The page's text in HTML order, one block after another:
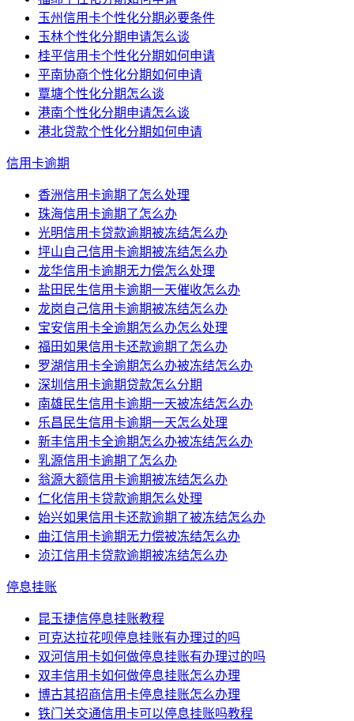
玉州信用卡个性化分期必要条件
玉林个性化分期申请怎么谈
桂平信用卡个性化分期如何申请
平南协商个性化分期如何申请
覃塘个性化分期怎么谈
港南个性化分期申请怎么谈
港北贷款个性化分期如何申请
信用卡逾期
香洲信用卡逾期了怎么处理
珠海信用卡逾期了怎么办
光明信用卡贷款逾期被冻结怎么办
坪山自己信用卡逾期被冻结怎么办
龙华信用卡逾期无力偿怎么处理
盐田民生信用卡逾期一天催收怎么办
龙岗自己信用卡逾期被冻结怎么办
宝安信用卡全逾期怎么办怎么处理
福田如果信用卡还款逾期了怎么办
罗湖信用卡全逾期怎么办被冻结怎么办
深圳信用卡逾期贷款怎么分期
南雄民生信用卡逾期一天被冻结怎么办
乐昌民生信用卡逾期一天怎么处理
新丰信用卡全逾期怎么办被冻结怎么办
乳源信用卡逾期了怎么办
翁源大额信用卡逾期被冻结怎么办
仁化信用卡贷款逾期怎么处理
始兴如果信用卡还款逾期了被冻结怎么办
曲江信用卡逾期无力偿被冻结怎么办
浈江信用卡贷款逾期被冻结怎么办
停息挂账
昆玉捷信停息挂账教程
可克达拉花呗停息挂账有办理过的吗
双河信用卡如何做停息挂账有办理过的吗
双丰信用卡如何做停息挂账怎么办理
博古其招商信用卡停息挂账怎么办理
铁门关交通信用卡可以停息挂账吗教程